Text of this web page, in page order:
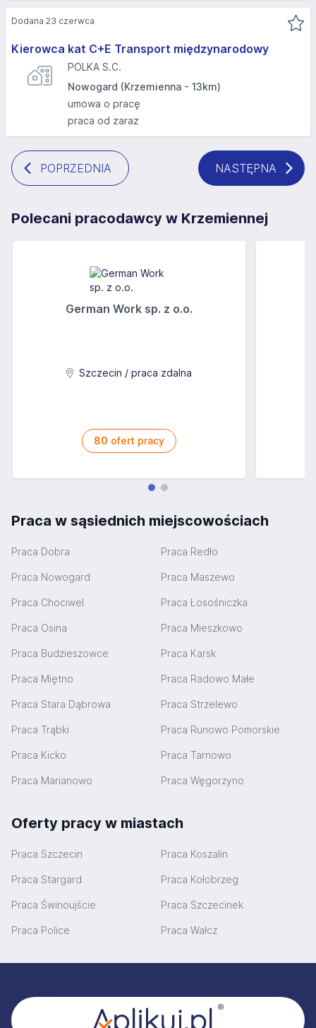
Kierowca kat C+E Transport międzynarodowy
POLKA S.C.
Nowogard (Krzemienna - 13km)
umowa o pracę
praca od zaraz
Dodana 23 czerwca
POPRZEDNIA NASTĘPNA
Polecani pracodawcy w Krzemiennej
German Work sp. z o.o.
Szczecin / praca zdalna
80 ofert pracy
Praca w sąsiednich miejscowościach
Praca Dobra Praca Redło
Praca Nowogard Praca Maszewo
Praca Chociwel Praca Łosośniczka
Praca Osina Praca Mieszkowo
Praca Budzieszowce Praca Karsk
Praca Miętno Praca Radowo Małe
Praca Stara Dąbrowa Praca Strzelewo
Praca Trąbki Praca Runowo Pomorskie
Praca Kicko Praca Tarnowo
Praca Marianowo Praca Węgorzyno
Oferty pracy w miastach
Praca Szczecin Praca Koszalin
Praca Stargard Praca Kołobrzeg
Praca Świnoujście Praca Szczecinek
Praca Police Praca Wałcz